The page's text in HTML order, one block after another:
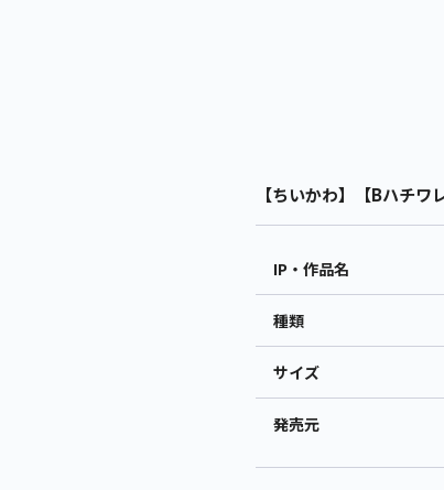
【ちいかわ】【Bハチ
IP・作品名
種類
サイズ
発売元